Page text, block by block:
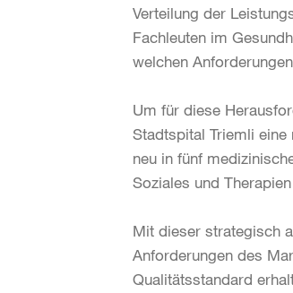
Verteilung der
Fachleuten im
welchen
Um für diese
Stadtspital Triemli eine
neu in fünf
Soziales und
Mit dieser strategisch
Anforderungen des
Qualitätsstandard